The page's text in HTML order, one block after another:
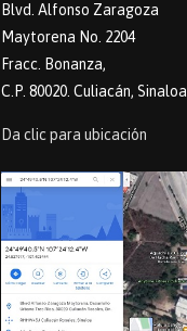
Blvd. Alfonso Zaragoza
Maytorena No. 2204
Fracc. Bonanza,
C.P. 80020. Culiacán, Sinaloa.
Da clic para ubicación